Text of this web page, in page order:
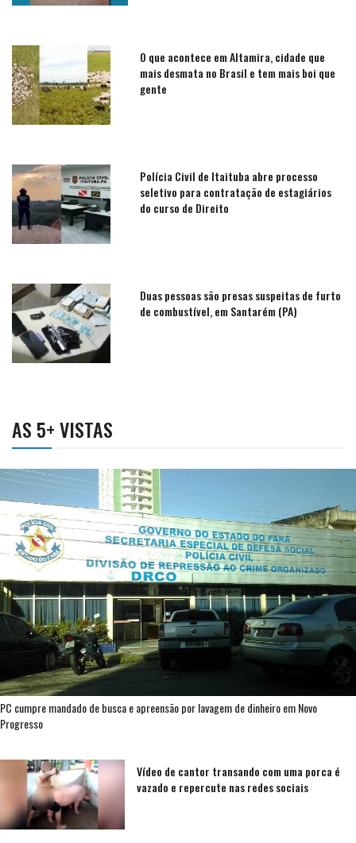
O que acontece em Altamira, cidade que
mais desmata no Brasil e tem mais boi que
gente
Polícia Civil de Itaituba abre processo
seletivo para contratação de estagiários
do curso de Direito
Duas pessoas são presas suspeitas de furto
de combustível, em Santarém (PA)
AS 5+ VISTAS
PC cumpre mandado de busca e apreensão por lavagem de dinheiro em Novo
Progresso
Vídeo de cantor transando com uma porca é
vazado e repercute nas redes sociais